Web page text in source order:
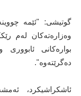
گوتیشی: "ئێمە
وەزارەتەکان لەم
بوارەکانی
دەگرێتەوە".
ئاشكراشیكرد،